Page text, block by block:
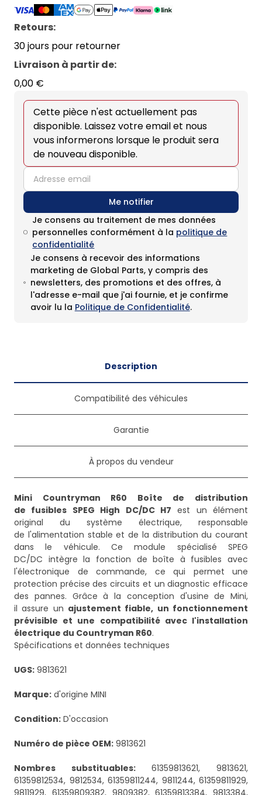
Retours:
30 jours pour retourner
Livraison à partir de:
0,00 €
Cette pièce n'est actuellement pas
disponible. Laissez votre email et nous
vous informerons lorsque le produit sera
de nouveau disponible.
email
Me notifier
Je consens au traitement de mes données
personnelles conformément à la politique de
confidentialité
Je consens à recevoir des informations
marketing de Global Parts, y compris des
newsletters, des promotions et des offres, à
l'adresse e-mail que j'ai fournie, et je confirme
avoir lu la Politique de Confidentialité.
Description
Compatibilité des véhicules
Garantie
À propos du vendeur
Mini Countryman R60 Boîte de distribution
de fusibles SPEG High DC/DC H7 est un élément
original du système électrique, responsable
de l'alimentation stable et de la distribution du courant
dans le véhicule. Ce module spécialisé SPEG
DC/DC intègre la fonction de boîte à fusibles avec
l'électronique de commande, ce qui permet une
protection précise des circuits et un diagnostic efficace
des pannes. Grâce à la conception d'usine de Mini,
il assure un ajustement fiable, un fonctionnement
prévisible et une compatibilité avec l'installation
électrique du Countryman R60.
Spécifications et données techniques
UGS: 9813621
Marque: d'origine MINI
Condition: D'occasion
Numéro de pièce OEM: 9813621
Nombres substituables:61359813621, 9813621,
61359812534, 9812534, 61359811244, 9811244, 61359811929,